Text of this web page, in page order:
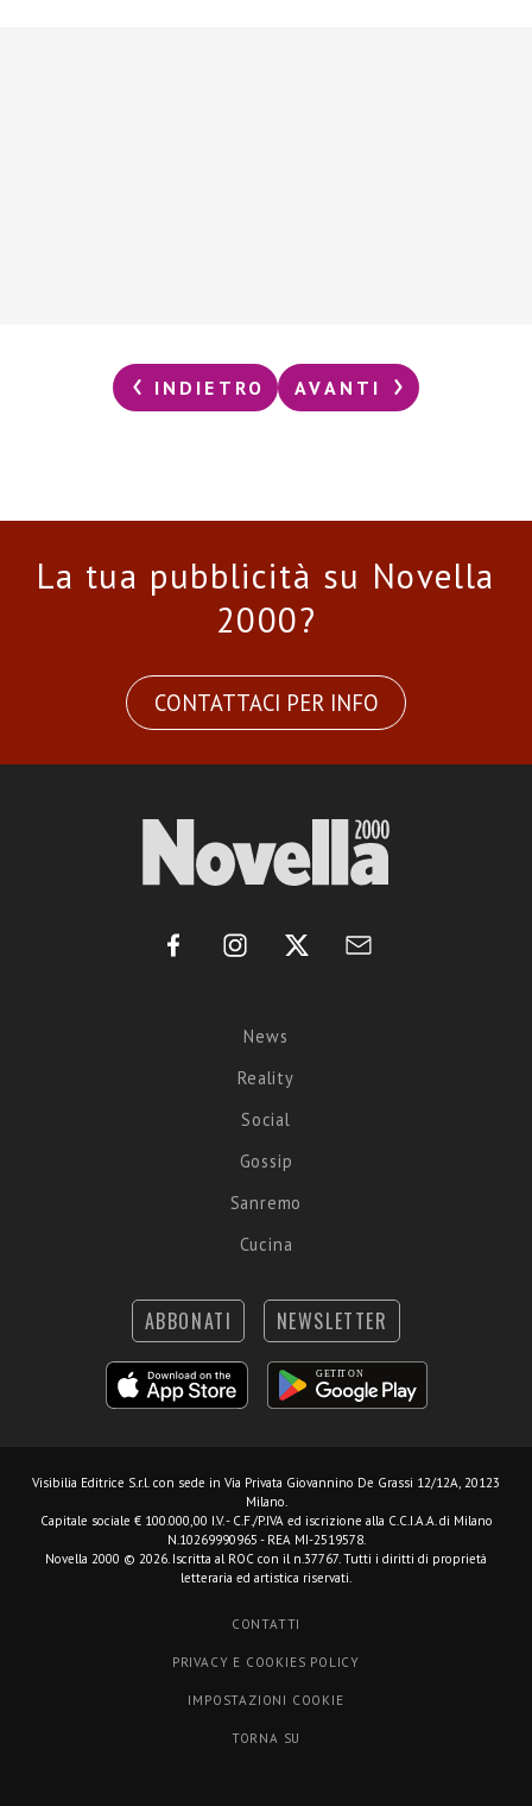
INDIETRO AVANTI
La tua pubblicità su Novella
2000?
CONTATTACI PER INFO
News
Reality
Social
Gossip
Sanremo
Cucina
ABBONATI NEWSLETTER
Visibilia Editrice S.r.l. con sede in Via Privata Giovannino De Grassi 12/12A, 20123
Milano.
Capitale sociale € 100.000,00 I.V. - C.F./P.IVA ed iscrizione alla C.C.I.A.A. di Milano
N.10269990965 - REA MI-2519578.
Novella 2000 © 2026. Iscritta al ROC con il n.37767. Tutti i diritti di proprietà
letteraria ed artistica riservati.
CONTATTI
PRIVACY E COOKIES POLICY
IMPOSTAZIONI COOKIE
TORNA SU